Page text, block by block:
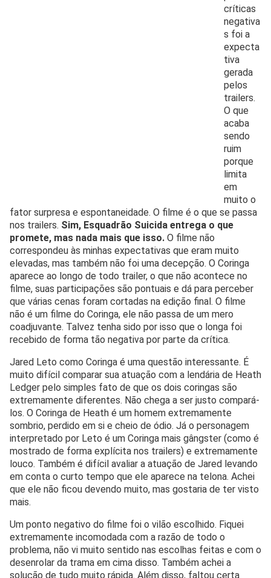
críticas
negativa
s foi a
expecta
tiva
gerada
pelos
trailers.
O que
acaba
sendo
ruim
porque
limita
em
muito o
fator surpresa e espontaneidade. O filme é o que se passa
nos trailers. Sim, Esquadrão Suicida entrega o que
promete, mas nada mais que isso. O filme não
correspondeu às minhas expectativas que eram muito
elevadas, mas também não foi uma decepção. O Coringa
aparece ao longo de todo trailer, o que não acontece no
filme, suas participações são pontuais e dá para perceber
que várias cenas foram cortadas na edição final. O filme
não é um filme do Coringa, ele não passa de um mero
coadjuvante. Talvez tenha sido por isso que o longa foi
recebido de forma tão negativa por parte da crítica.
Jared Leto como Coringa é uma questão interessante. É
muito difícil comparar sua atuação com a lendária de Heath
Ledger pelo simples fato de que os dois coringas são
extremamente diferentes. Não chega a ser justo compará-
los. O Coringa de Heath é um homem extremamente
sombrio, perdido em si e cheio de ódio. Já o personagem
interpretado por Leto é um Coringa mais gângster (como é
mostrado de forma explícita nos trailers) e extremamente
louco. Também é difícil avaliar a atuação de Jared levando
em conta o curto tempo que ele aparece na telona. Achei
que ele não ficou devendo muito, mas gostaria de ter visto
mais.
Um ponto negativo do filme foi o vilão escolhido. Fiquei
extremamente incomodada com a razão de todo o
problema, não vi muito sentido nas escolhas feitas e com o
desenrolar da trama em cima disso. Também achei a
solução de tudo muito rápida. Além disso, faltou certa